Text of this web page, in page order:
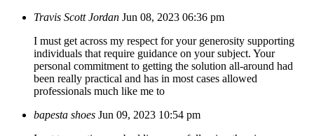
Travis Scott Jordan Jun 08, 2023 06:36 pm
I must get across my respect for your generosity supporting
individuals that require guidance on your subject. Your
personal commitment to getting the solution all-around had
been really practical and has in most cases allowed
professionals much like me to
bapesta shoes Jun 09, 2023 10:54 pm